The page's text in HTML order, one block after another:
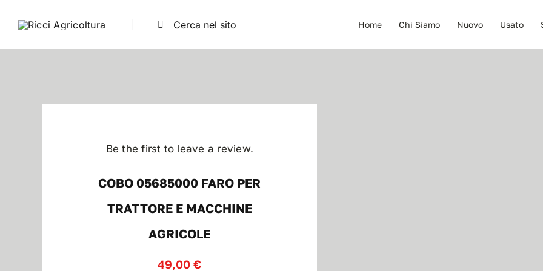
Cerca
Home Chi Siamo Nuovo Usato
Be the first to leave a review.
COBO 05685000 FARO PER
TRATTORE E MACCHINE
AGRICOLE
49,00€